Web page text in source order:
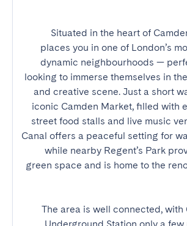
Situated in the heart of
places you in one of London’s
dynamic neighbourhoods —
looking to immerse themselves in
and creative scene. Just a short
iconic Camden Market, filled with
street food stalls and live music
Canal offers a peaceful setting for
while nearby Regent’s Park
green space and is home to the
The area is well connected, with